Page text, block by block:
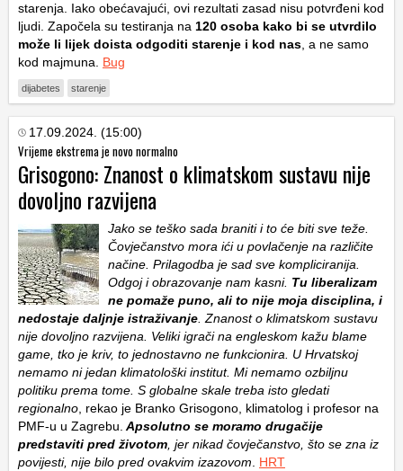
starenja. Iako obećavajući, ovi rezultati zasad nisu potvrđeni kod
ljudi. Započela su testiranja na 120 osoba kako bi se utvrdilo
može li lijek doista odgoditi starenje i kod nas , a ne samo
kod majmuna. Bug
dijabetes starenje
17.09.2024. (15:00)
Vrijeme ekstrema je novo normalno
Grisogono: Znanost o klimatskom sustavu nije
dovoljno razvijena
Jako se teško sada braniti i to će biti sve teže.
Čovječanstvo mora ići u povlačenje na različite
načine. Prilagodba je sad sve kompliciranija.
Odgoj i obrazovanje nam kasni. Tu liberalizam
ne pomaže puno, ali to nije moja disciplina, i
nedostaje daljnje istraživanje . Znanost o klimatskom sustavu
nije dovoljno razvijena. Veliki igrači na engleskom kažu blame
game, tko je kriv, to jednostavno ne funkcionira. U Hrvatskoj
nemamo ni jedan klimatološki institut. Mi nemamo ozbiljnu
politiku prema tome. S globalne skale treba isto gledati
regionalno , rekao je Branko Grisogono, klimatolog i profesor na
PMF-u u Zagrebu. Apsolutno se moramo drugačije
predstaviti pred životom , jer nikad čovječanstvo, što se zna iz
povijesti, nije bilo pred ovakvim izazovom
HRT